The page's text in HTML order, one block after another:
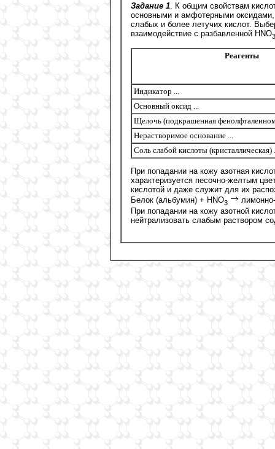
Задание 1 . К общим свойствам
основными и амфотерными
слабых и более летучих кислот.
взаимодействие с разбавленной HNO3
Реагенты
Индикатор ...
Основный оксид ...
Щелочь (подкрашенная
Нерастворимое основание ...
Соль слабой кислоты (кристаллическая)
При попадании на кожу азотная
характеризуется песочно-желтым
кислотой и даже служит для их
Белок (альбумин) + HNO3
При попадании на кожу азотной
нейтрализовать слабым раствором